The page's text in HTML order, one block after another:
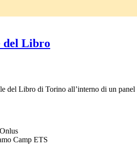
del Libro
del Libro di Torino all’interno di un
Camp ETS